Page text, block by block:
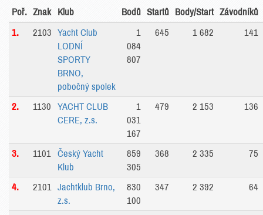
Poř. Znak Klub Bodů Startů Body/Start Závodníků
1. 2103
Yacht Club
LODNÍ
SPORTY
BRNO,
pobočný spolek
1
084
807
645 1 682 141
2. 1130
YACHT CLUB
CERE, z.s.
1
031
167
479 2 153 136
3. 1101
Český Yacht
Klub
859
305
368 2 335 75
4. 2101
Jachtklub Brno,
z.s.
830
100
347 2 392 64